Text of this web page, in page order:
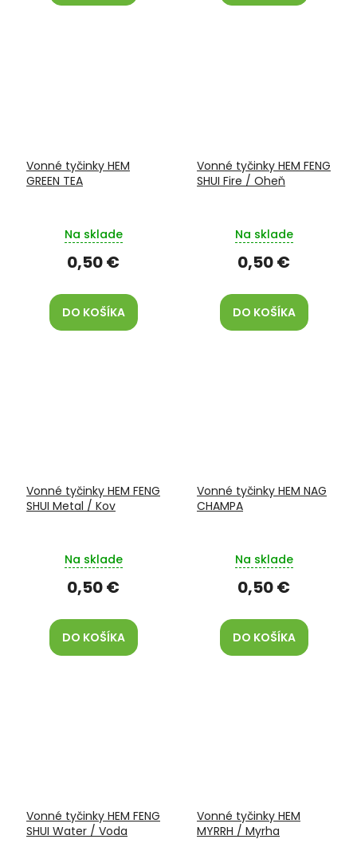
Vonné tyčinky HEM
GREEN TEA
Na sklade
0,50 €
DO KOŠÍKA
Vonné tyčinky HEM FENG
SHUI Fire / Oheň
Na sklade
0,50 €
DO KOŠÍKA
Vonné tyčinky HEM FENG
SHUI Metal / Kov
Na sklade
0,50 €
DO KOŠÍKA
Vonné tyčinky HEM NAG
CHAMPA
Na sklade
0,50 €
DO KOŠÍKA
Vonné tyčinky HEM FENG
SHUI Water / Voda
Vonné tyčinky HEM
MYRRH / Myrha